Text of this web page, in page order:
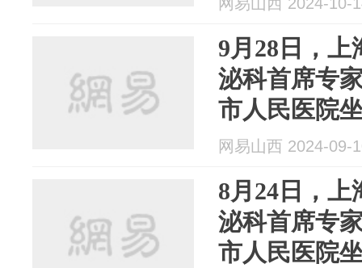
9月28日，上
泌科首席专
市人民医院
网易山西 2024-09-
8月24日，
泌科首席专
市人民医院